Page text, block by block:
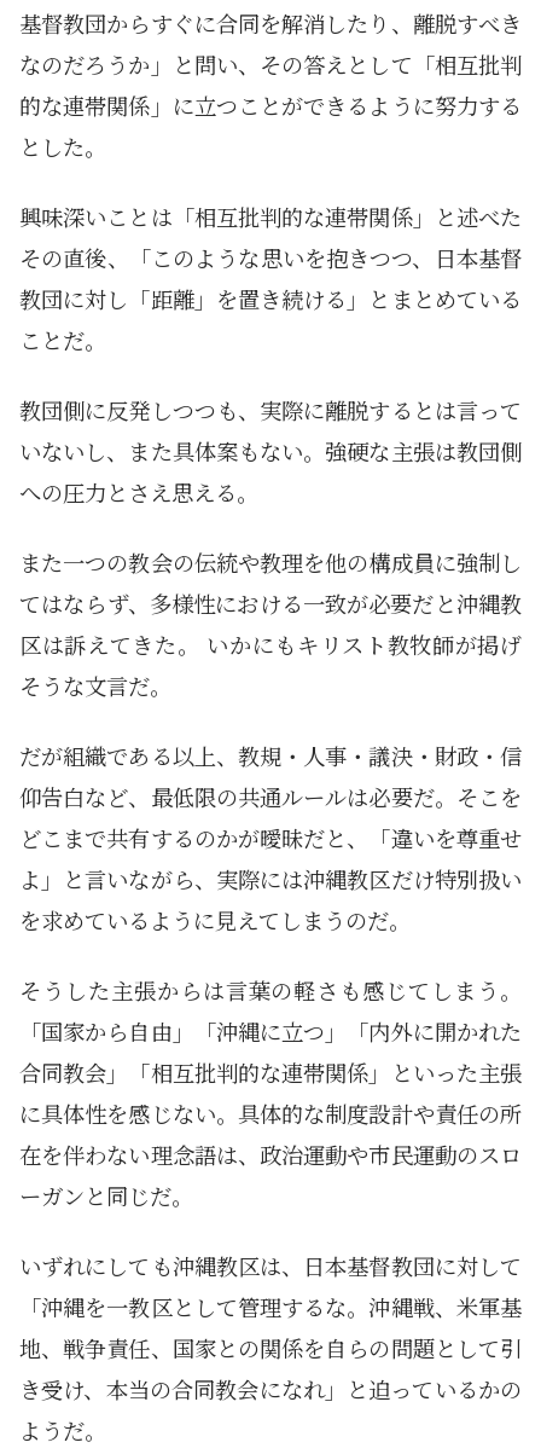
基督教団からすぐに合同を解消したり、離脱すべき
なのだろうか」と問い、その答えとして「相互批判
的な連帯関係」に立つことができるように努力する
とした。
興味深いことは「相互批判的な連帯関係」と述べた
その直後、「このような思いを抱きつつ、日本基督
教団に対し「距離」を置き続ける」とまとめている
ことだ。
教団側に反発しつつも、実際に離脱するとは言って
いないし、また具体案もない。強硬な主張は教団側
への圧力とさえ思える。
また一つの教会の伝統や教理を他の構成員に強制し
てはならず、多様性における一致が必要だと沖縄教
区は訴えてきた。 いかにもキリスト教牧師が掲げ
そうな文言だ。
だが組織である以上、教規・人事・議決・財政・信
仰告白など、最低限の共通ルールは必要だ。そこを
どこまで共有するのかが曖昧だと、「違いを尊重せ
よ」と言いながら、実際には沖縄教区だけ特別扱い
を求めているように見えてしまうのだ。
そうした主張からは言葉の軽さも感じてしまう。
「国家から自由」「沖縄に立つ」「内外に開かれた
合同教会」「相互批判的な連帯関係」といった主張
に具体性を感じない。具体的な制度設計や責任の所
在を伴わない理念語は、政治運動や市民運動のスロ
ーガンと同じだ。
いずれにしても沖縄教区は、日本基督教団に対して
「沖縄を一教区として管理するな。沖縄戦、米軍基
地、戦争責任、国家との関係を自らの問題として引
き受け、本当の合同教会になれ」と迫っているかの
ようだ。